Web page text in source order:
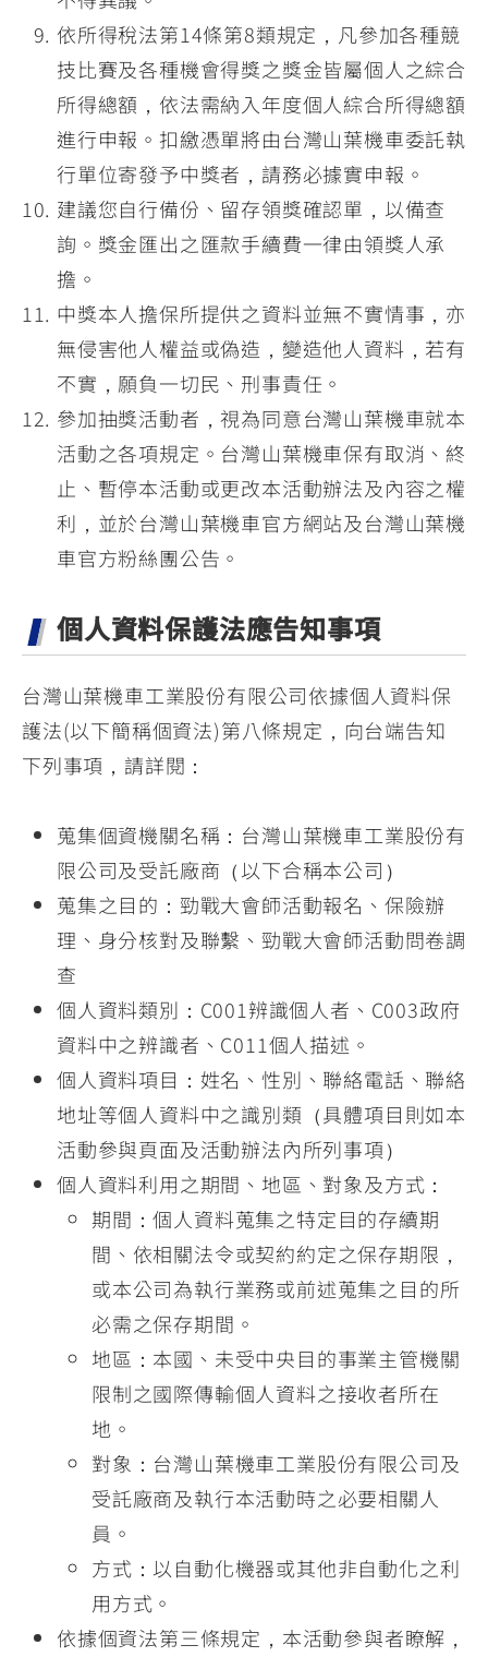
依所得稅法第14條第8類規定，凡參加各種競
技比賽及各種機會得獎之獎金皆屬個人之綜合
所得總額，依法需納入年度個人綜合所得總額
進行申報。扣繳憑單將由台灣山葉機車委託執
行單位寄發予中獎者，請務必據實申報。
建議您自行備份、留存領獎確認單，以備查
詢。獎金匯出之匯款手續費一律由領獎人承
擔。
中獎本人擔保所提供之資料並無不實情事，亦
無侵害他人權益或偽造，變造他人資料，若有
不實，願負一切民、刑事責任。
參加抽獎活動者，視為同意台灣山葉機車就本
活動之各項規定。台灣山葉機車保有取消、終
止、暫停本活動或更改本活動辦法及內容之權
利，並於台灣山葉機車官方網站及台灣山葉機
車官方粉絲團公告。
個人資料保護法應告知事項
台灣山葉機車工業股份有限公司依據個人資料保
護法(以下簡稱個資法)第八條規定，向台端告知
下列事項，請詳閱：
蒐集個資機關名稱：台灣山葉機車工業股份有
限公司及受託廠商（以下合稱本公司）
蒐集之目的：勁戰大會師活動報名、保險辦
理、身分核對及聯繫、勁戰大會師活動問卷調
查
個人資料類別：C001辨識個人者、C003政府
資料中之辨識者、C011個人描述。
個人資料項目：姓名、性別、聯絡電話、聯絡
地址等個人資料中之識別類（具體項目則如本
活動參與頁面及活動辦法內所列事項）
個人資料利用之期間、地區、對象及方式：
期間：個人資料蒐集之特定目的存續期
間、依相關法令或契約約定之保存期限，
或本公司為執行業務或前述蒐集之目的所
必需之保存期間。
地區：本國、未受中央目的事業主管機關
限制之國際傳輸個人資料之接收者所在
地。
對象：台灣山葉機車工業股份有限公司及
受託廠商及執行本活動時之必要相關人
員。
方式：以自動化機器或其他非自動化之利
用方式。
依據個資法第三條規定，本活動參與者瞭解，